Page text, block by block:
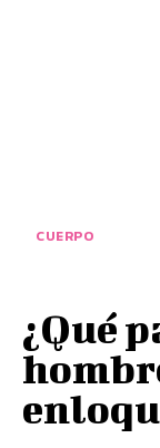
CUERPO
¿Qué